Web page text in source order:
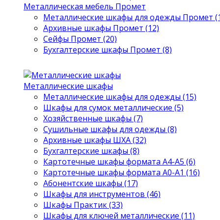
Металлическая мебель Промет
Металлические шкафы для одежды Промет
Архивные шкафы Промет (12)
Сейфы Промет (20)
Бухгалтерские шкафы Промет (8)
Металлические шкафы
Металлические шкафы для одежды (15)
Шкафы для сумок металлические (5)
Хозяйственные шкафы (7)
Сушильные шкафы для одежды (8)
Архивные шкафы ШХА (32)
Бухгалтерские шкафы (8)
Картотечные шкафы формата А4-А5 (6)
Картотечные шкафы формата А0-А1 (16)
Абонентские шкафы (17)
Шкафы для инструментов (46)
Шкафы Практик (33)
Шкафы для ключей металлические (11)